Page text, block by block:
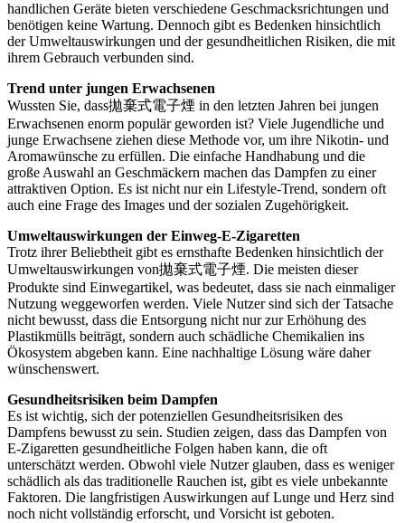
handlichen Geräte bieten verschiedene Geschmacksrichtungen und
benötigen keine Wartung. Dennoch gibt es Bedenken hinsichtlich
der Umweltauswirkungen und der gesundheitlichen Risiken, die mit
ihrem Gebrauch verbunden sind.
Trend unter jungen Erwachsenen
Wussten Sie, dass拋棄式電子煙 in den letzten Jahren bei jungen
Erwachsenen enorm populär geworden ist? Viele Jugendliche und
junge Erwachsene ziehen diese Methode vor, um ihre Nikotin- und
Aromawünsche zu erfüllen. Die einfache Handhabung und die
große Auswahl an Geschmäckern machen das Dampfen zu einer
attraktiven Option. Es ist nicht nur ein Lifestyle-Trend, sondern oft
auch eine Frage des Images und der sozialen Zugehörigkeit.
Umweltauswirkungen der Einweg-E-Zigaretten
Trotz ihrer Beliebtheit gibt es ernsthafte Bedenken hinsichtlich der
Umweltauswirkungen von拋棄式電子煙. Die meisten dieser
Produkte sind Einwegartikel, was bedeutet, dass sie nach einmaliger
Nutzung weggeworfen werden. Viele Nutzer sind sich der Tatsache
nicht bewusst, dass die Entsorgung nicht nur zur Erhöhung des
Plastikmülls beiträgt, sondern auch schädliche Chemikalien ins
Ökosystem abgeben kann. Eine nachhaltige Lösung wäre daher
wünschenswert.
Gesundheitsrisiken beim Dampfen
Es ist wichtig, sich der potenziellen Gesundheitsrisiken des
Dampfens bewusst zu sein. Studien zeigen, dass das Dampfen von
E-Zigaretten gesundheitliche Folgen haben kann, die oft
unterschätzt werden. Obwohl viele Nutzer glauben, dass es weniger
schädlich als das traditionelle Rauchen ist, gibt es viele unbekannte
Faktoren. Die langfristigen Auswirkungen auf Lunge und Herz sind
noch nicht vollständig erforscht, und Vorsicht ist geboten.